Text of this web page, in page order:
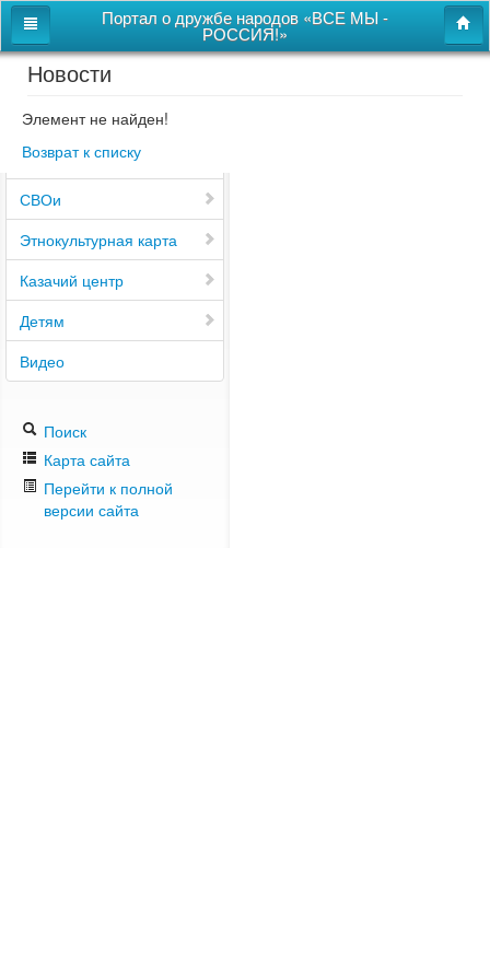
Портал о дружбе народов «ВСЕ МЫ -
РОССИЯ!»
Главная
Дом дружбы народов
Новости
СВОи
Этнокультурная карта
Казачий центр
Детям
Видео
Поиск
Карта сайта
Перейти к полной
версии сайта
Новости
Элемент не найден!
Возврат к списку